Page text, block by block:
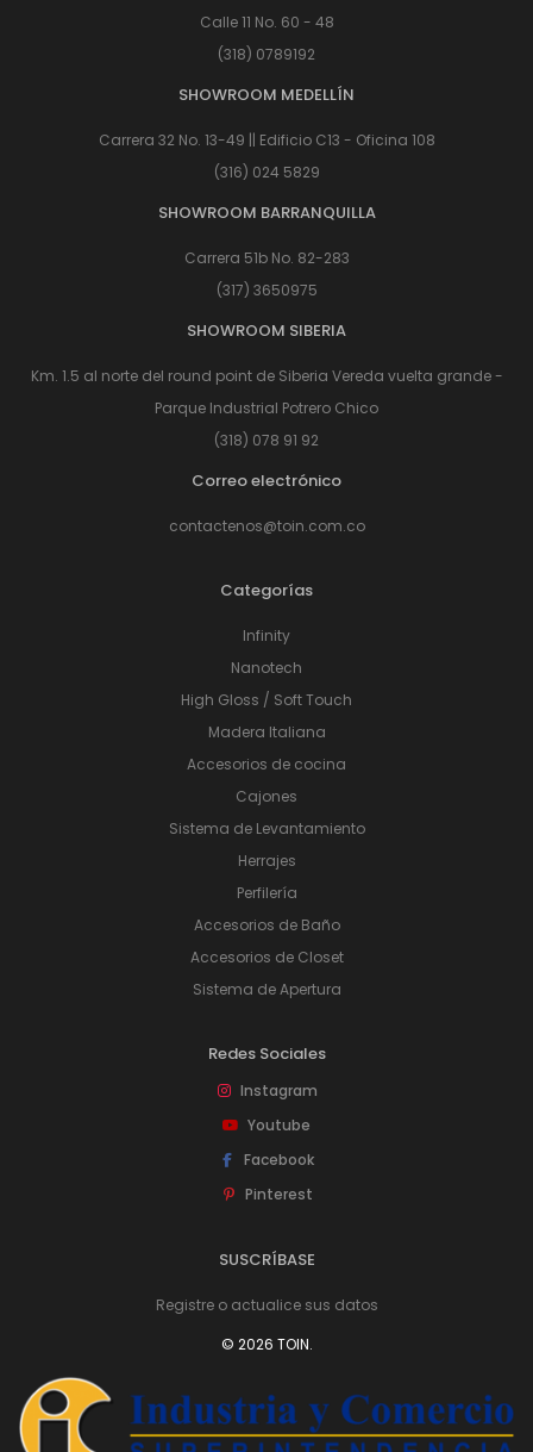
Calle 11 No. 60 - 48
(318) 0789192
SHOWROOM MEDELLÍN
Carrera 32 No. 13-49 || Edificio C13 - Oficina 108
(316) 024 5829
SHOWROOM BARRANQUILLA
Carrera 51b No. 82-283
(317) 3650975
SHOWROOM SIBERIA
Km. 1.5 al norte del round point de Siberia Vereda vuelta grande -
Parque Industrial Potrero Chico
(318) 078 91 92
Correo electrónico
contactenos@toin.com.co
Categorías
Infinity
Nanotech
High Gloss / Soft Touch
Madera Italiana
Accesorios de cocina
Cajones
Sistema de Levantamiento
Herrajes
Perfilería
Accesorios de Baño
Accesorios de Closet
Sistema de Apertura
Redes Sociales
Instagram
Youtube
Facebook
Pinterest
SUSCRÍBASE
Registre o actualice sus datos
© 2026 TOIN.